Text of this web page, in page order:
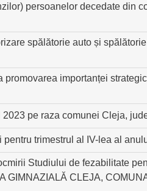
persoanelor decedate din
spălătorie auto și
importanței
pe raza comunei Cleja,
trimestrul al IV-lea al
Studiului de fezabilitate
GIMNAZIALĂ CLEJA,